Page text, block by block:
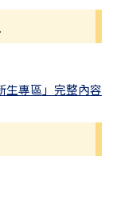
生專區」完整內容